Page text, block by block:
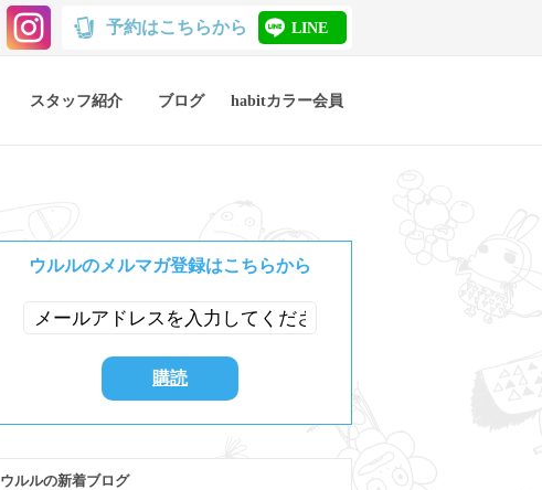
予約はこちらから LINE
スタッフ紹介 ブログ habitカラー会員
ウルルのメルマガ登録はこちらから
ウルルの新着ブログ